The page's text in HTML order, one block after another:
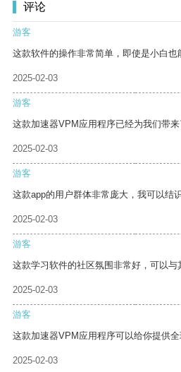
评论
游客
这款软件的操作非常简单，即使是小白也
2025-02-03
游客
这款加速器VPM应用程序已经为我们带来
2025-02-03
游客
这款app的用户群体非常庞大，我可以结
2025-02-03
游客
这款学习软件的社区氛围非常好，可以与
2025-02-03
游客
这款加速器VPM应用程序可以给你提供全
2025-02-03